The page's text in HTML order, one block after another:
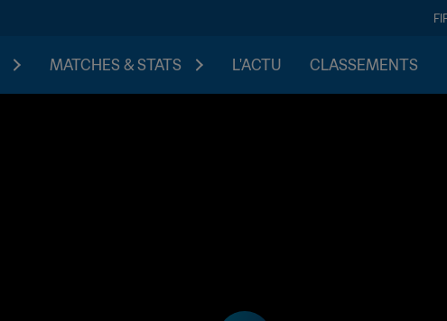
MATCHES & STATS L'ACTU CLASSEMENTS